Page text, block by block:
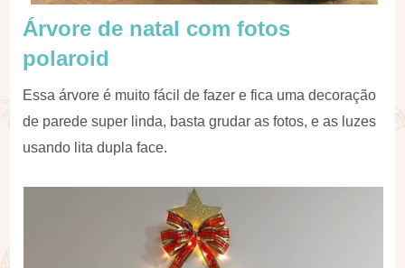
Árvore de natal com fotos
polaroid
Essa árvore é muito fácil de fazer e fica uma decoração
de parede super linda, basta grudar as fotos, e as luzes
usando lita dupla face.